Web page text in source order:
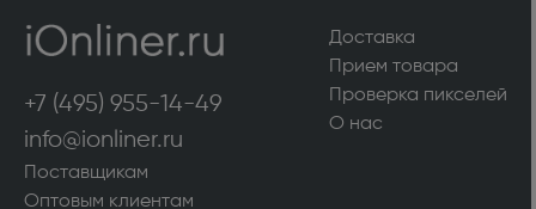
+7 (495) 955-14-49
info@ionliner.ru
Доставка
Прием товара
Проверка пикселей
О нас
Поставщикам
Оптовым клиентам